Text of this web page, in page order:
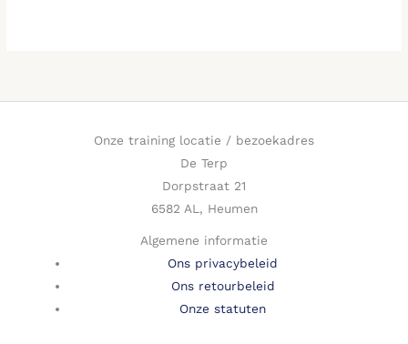
Onze training locatie / bezoekadres
De Terp
Dorpstraat 21
6582 AL, Heumen
Algemene informatie
Ons privacybeleid
Ons retourbeleid
Onze statuten